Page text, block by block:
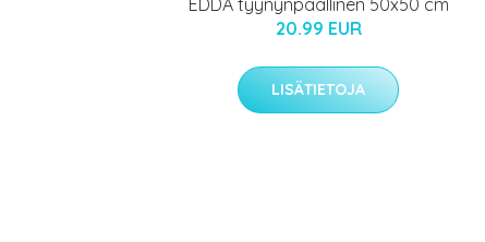
EDDA tyynynpäällinen 50x50 cm
20.99 EUR
LISÄTIETOJA